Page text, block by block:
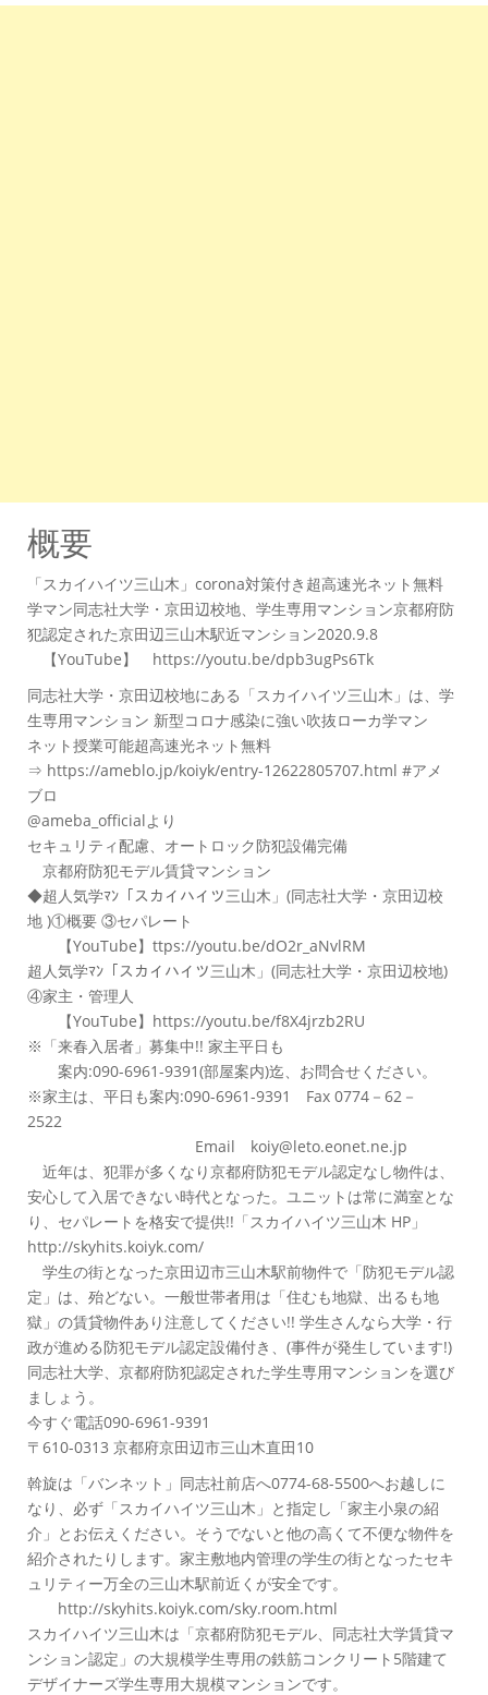
概要
「スカイハイツ三山木」corona対策付き超高速光ネット無料
学マン同志社大学・京田辺校地、学生専用マンション京都府防
犯認定された京田辺三山木駅近マンション2020.9.8
【YouTube】 https://youtu.be/dpb3ugPs6Tk
同志社大学・京田辺校地にある「スカイハイツ三山木」は、学
生専用マンション 新型コロナ感染に強い吹抜ローカ学マン
ネット授業可能超高速光ネット無料
⇒ https://ameblo.jp/koiyk/entry-12622805707.html #アメ
ブロ
@ameba_officialより
セキュリティ配慮、オートロック防犯設備完備
京都府防犯モデル賃貸マンション
◆超人気学ﾏﾝ「スカイハイツ三山木」(同志社大学・京田辺校
地 )①概要 ③セパレート
【YouTube】ttps://youtu.be/dO2r_aNvlRM
超人気学ﾏﾝ「スカイハイツ三山木」(同志社大学・京田辺校地)
④家主・管理人
【YouTube】https://youtu.be/f8X4jrzb2RU
※「来春入居者」募集中!! 家主平日も
案内:090-6961-9391(部屋案内)迄、お問合せください。
※家主は、平日も案内:090-6961-9391 Fax 0774－62－
2522
Email koiy@leto.eonet.ne.jp
近年は、犯罪が多くなり京都府防犯モデル認定なし物件は、
安心して入居できない時代となった。ユニットは常に満室とな
り、セパレートを格安で提供!!「スカイハイツ三山木 HP」
http://skyhits.koiyk.com/
学生の街となった京田辺市三山木駅前物件で「防犯モデル認
定」は、殆どない。一般世帯者用は「住むも地獄、出るも地
獄」の賃貸物件あり注意してください!! 学生さんなら大学・行
政が進める防犯モデル認定設備付き、(事件が発生しています!)
同志社大学、京都府防犯認定された学生専用マンションを選び
ましょう。
今すぐ電話090-6961-9391
〒610-0313 京都府京田辺市三山木直田10
斡旋は「バンネット」同志社前店へ0774-68-5500へお越しに
なり、必ず「スカイハイツ三山木」と指定し「家主小泉の紹
介」とお伝えください。そうでないと他の高くて不便な物件を
紹介されたりします。家主敷地内管理の学生の街となったセキ
ュリティー万全の三山木駅前近くが安全です。
http://skyhits.koiyk.com/sky.room.html
スカイハイツ三山木は「京都府防犯モデル、同志社大学賃貸マ
ンション認定」の大規模学生専用の鉄筋コンクリート5階建て
デザイナーズ学生専用大規模マンションです。